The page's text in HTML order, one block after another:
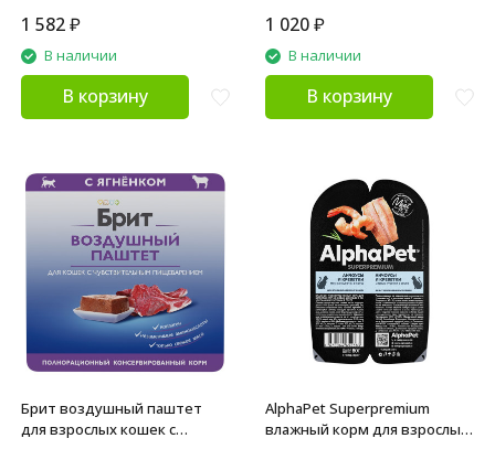
1 582₽
В наличии
В корзину
1 020₽
В наличии
В корзину
Брит воздушный паштет
для взрослых кошек с
AlphaPet Superpremium
влажный корм для взрослых